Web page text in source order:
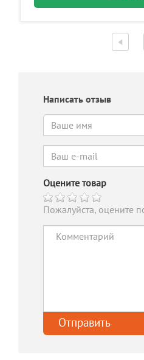
Написать отзыв
Оцените товар
Пожалуйста, оцените